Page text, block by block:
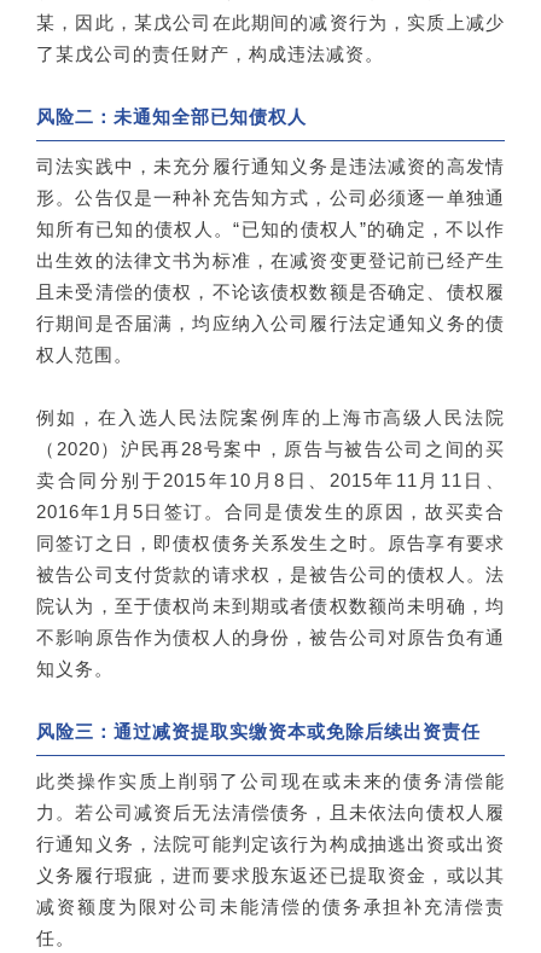
某，因此，某戊公司在此期间的减资行为，实质上减少
了某戊公司的责任财产，构成违法减资。
风险二：未通知全部已知债权人
司法实践中，未充分履行通知义务是违法减资的高发情
形。公告仅是一种补充告知方式，公司必须逐一单独通
知所有已知的债权人。“已知的债权人”的确定，不以作
出生效的法律文书为标准，在减资变更登记前已经产生
且未受清偿的债权，不论该债权数额是否确定、债权履
行期间是否届满，均应纳入公司履行法定通知义务的债
权人范围。
例如，在入选人民法院案例库的上海市高级人民法院
（2020）沪民再28号案中，原告与被告公司之间的买
卖合同分别于2015年10月8日、2015年11月11日、
2016年1月5日签订。合同是债发生的原因，故买卖合
同签订之日，即债权债务关系发生之时。原告享有要求
被告公司支付货款的请求权，是被告公司的债权人。法
院认为，至于债权尚未到期或者债权数额尚未明确，均
不影响原告作为债权人的身份，被告公司对原告负有通
知义务。
风险三：通过减资提取实缴资本或免除后续出资责任
此类操作实质上削弱了公司现在或未来的债务清偿能
力。若公司减资后无法清偿债务，且未依法向债权人履
行通知义务，法院可能判定该行为构成抽逃出资或出资
义务履行瑕疵，进而要求股东返还已提取资金，或以其
减资额度为限对公司未能清偿的债务承担补充清偿责
任。